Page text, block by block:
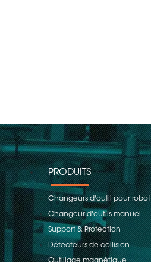
PRODUITS
Changeurs d'outil pour robot
Changeur d'outils manuel
Support & Protection
Détecteurs de collision
Outillage magnétique